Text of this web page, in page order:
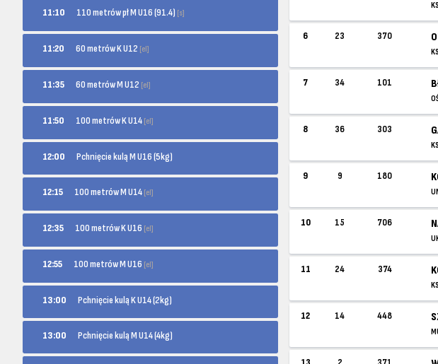
11:10 110 metrów pł M U16 (91.4) [s]
11:20 60 metrów K U12 [el]
11:35 60 metrów M U12 [el]
11:50 100 metrów K U14 [el]
12:00 Pchnięcie kulą M U16 (5kg)
12:15 100 metrów M U14 [el]
12:35 100 metrów K U16 [el]
12:55 100 metrów M U16 [el]
13:00 Pchnięcie kulą K U14 (2kg)
13:00 Pchnięcie kulą M U14 (4kg)
6 23 370
7 34 101
8 36 303
9 9 180
10 15 706
11 24 374
12 14 448